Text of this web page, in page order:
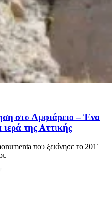
στο Αμφιάρειο – Ένα
της Αττικής
που ξεκίνησε το 2011